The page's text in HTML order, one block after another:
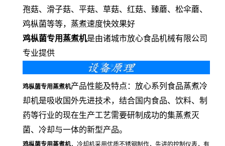
孢菇、滑子菇、平菇、草菇、红菇、臻蘑、松伞蘑、
鸡枞菌等等，蒸煮速度快效果好
鸡枞菌专用蒸煮机是由诸城市放心食品机械有限公司
专业提供
鸡枞菌专用蒸煮机产品性能及特点：放心系列食品蒸煮冷
却机是吸收国外先进技术，结合国内食品、饮料、制
药等行业的现在生产工艺需要研制成功的集蒸煮灭
菌、冷却与一体的新型产品。
鸡枞菌专用蒸煮机，冷却机采用优质不锈钢制作，先进的控制仪表，有